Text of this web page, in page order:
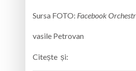
Sursa FOTO: Facebook
vasile Petrovan
Citește și: